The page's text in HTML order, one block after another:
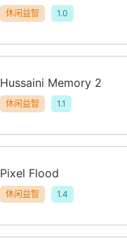
休闲益智 1.0
Hussaini Memory 2
休闲益智 1.1
Pixel Flood
休闲益智 1.4